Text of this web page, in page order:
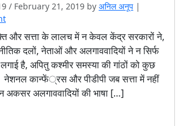
/ February 21, 2019 by अनिल अनूप |
और सत्ता के लालच में न केवल केंद्र सरकारों ने,
दलों, नेताओं और अलगाववादियों ने न सिर्फ
है, अपितु कश्मीर समस्या की गांठों को कुछ
नेशनल कान्फें्रस और पीडीपी जब सत्ता में नहीं
अकसर अलगाववादियों की भाषा […]